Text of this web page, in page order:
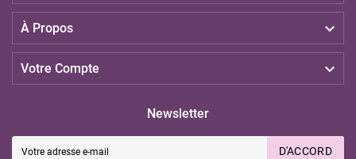
À Propos 
Votre Compte 
Newsletter
D'ACCORD